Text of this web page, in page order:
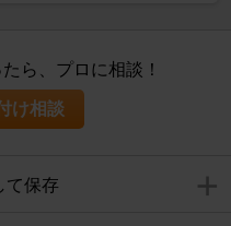
ら、プロに相談！
け相談
て保存